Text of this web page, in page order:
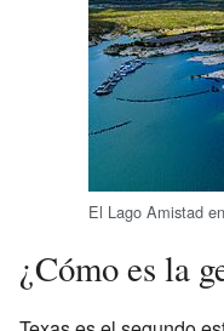
El Lago Amistad
¿Cómo es la